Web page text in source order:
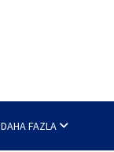
DAHA FAZLA